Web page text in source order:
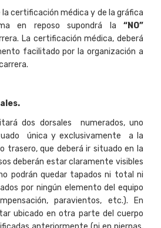
la certificación médica y de la gráfica
en reposo supondrá la “NO”
La certificación médica, deberá
facilitado por la organización a
dos dorsales numerados, uno
única y exclusivamente a la
trasero, que deberá ir situado en la
deberán estar claramente visibles
podrán quedar tapados ni total ni
por ningún elemento del equipo
paravientos, etc.). En
ubicado en otra parte del cuerpo